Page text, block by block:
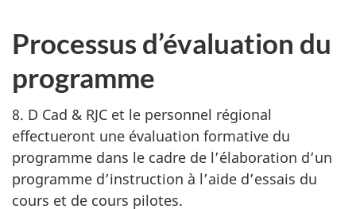
Processus d’évaluation du
programme
8. D Cad & RJC et le personnel régional
effectueront une évaluation formative du
programme dans le cadre de l’élaboration d’un
programme d’instruction à l’aide d’essais du
cours et de cours pilotes.